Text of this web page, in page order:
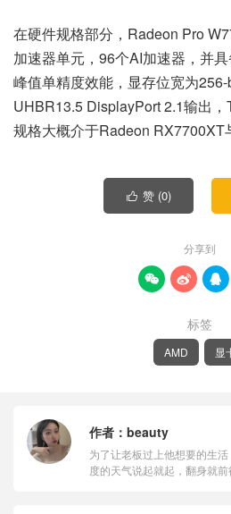
在硬件规格部分，Radeon Pro
加速器单元，96个AI加速器，并
峰值单精度效能，显存位宽为
UHBR13.5 DisplayPort 2.1输出
规格大概介于Radeon
 赞 (0)
分享到
  
标签
AMD 显
作者： beauty
为了让老板过上他想要的生
度的天气说起就起，翻身就